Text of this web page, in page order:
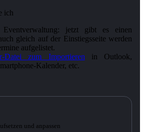
ich
Eventverwaltung: jetzt gibt es einen
gleich auf der Einstiegsseite werden
aufgelistet.
Datei zum Importieren in Outlook,
Kalender, etc.
und anpassen